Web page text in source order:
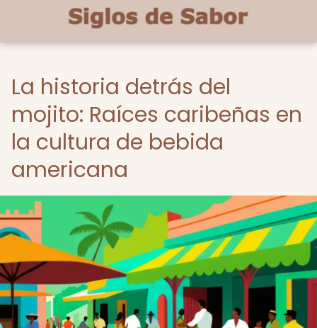
La historia detrás del
mojito: Raíces caribeñas en
la cultura de bebida
americana